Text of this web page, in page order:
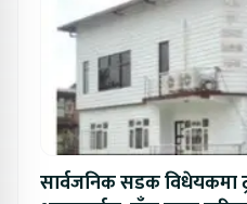
सार्वजनिक सडक विधेयकमा